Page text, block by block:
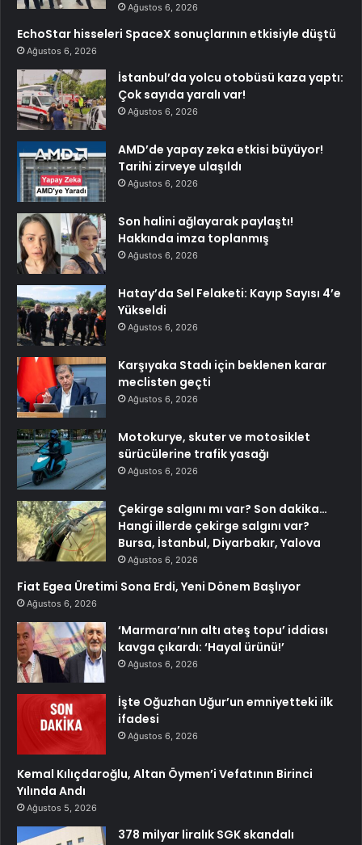
Ağustos 6, 2026
EchoStar hisseleri SpaceX sonuçlarının etkisiyle düştü
Ağustos 6, 2026
İstanbul’da yolcu otobüsü kaza yaptı:
Çok sayıda yaralı var!
Ağustos 6, 2026
AMD’de yapay zeka etkisi büyüyor!
Tarihi zirveye ulaşıldı
Ağustos 6, 2026
Son halini ağlayarak paylaştı!
Hakkında imza toplanmış
Ağustos 6, 2026
Hatay’da Sel Felaketi: Kayıp Sayısı 4’e
Yükseldi
Ağustos 6, 2026
Karşıyaka Stadı için beklenen karar
meclisten geçti
Ağustos 6, 2026
Motokurye, skuter ve motosiklet
sürücülerine trafik yasağı
Ağustos 6, 2026
Çekirge salgını mı var? Son dakika…
Hangi illerde çekirge salgını var?
Bursa, İstanbul, Diyarbakır, Yalova
Ağustos 6, 2026
Fiat Egea Üretimi Sona Erdi, Yeni Dönem Başlıyor
Ağustos 6, 2026
‘Marmara’nın altı ateş topu’ iddiası
kavga çıkardı: ‘Hayal ürünü!’
Ağustos 6, 2026
İşte Oğuzhan Uğur’un emniyetteki ilk
ifadesi
Ağustos 6, 2026
Kemal Kılıçdaroğlu, Altan Öymen’i Vefatının Birinci
Yılında Andı
Ağustos 5, 2026
378 milyar liralık SGK skandalı